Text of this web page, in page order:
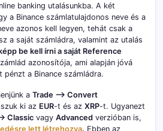
banking utalásunkba. A két
a Binance számlatulajdonos neve és a
azonos kell legyen, tehát csak a
a saját számládra, valamint az utalás
be kell írni a saját Reference
azonosítója, ami alapján jóvá
a Binance számládra.
a Trade –> Convert
ki az EUR-t és az XRP-t. Ugyanezt
Classic vagy Advanced verzióban is,
lett létrehozva. Ebben az